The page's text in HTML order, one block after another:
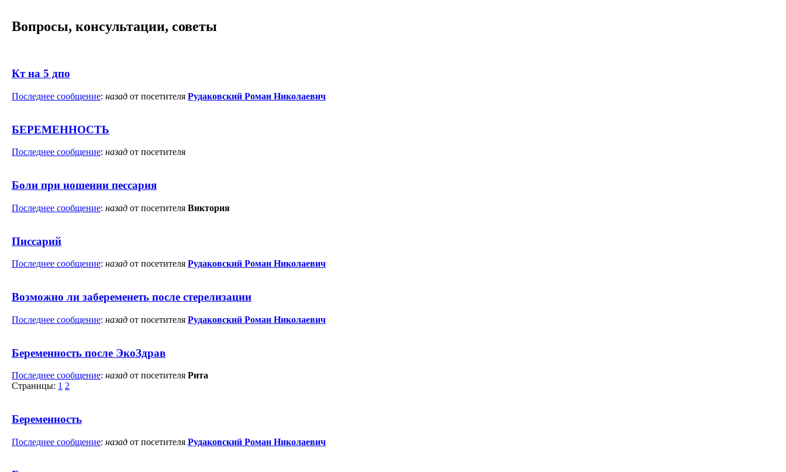
Вопросы, консультации, советы
Кт на 5 дпо
Последнее сообщение: назад от посетителя Рудаковский Роман Николаевич
БЕРЕМЕННОСТЬ
Последнее сообщение: назад от посетителя
Боли при ношении пессария
Последнее сообщение: назад от посетителя Виктория
Писсарий
Последнее сообщение: назад от посетителя Рудаковский Роман Николаевич
Возможно ли забеременеть после стерелизации
Последнее сообщение: назад от посетителя Рудаковский Роман Николаевич
Беременность после ЭкоЗдрав
Последнее сообщение: назад от посетителя Рита
Страницы: 1 2
Беременность
Последнее сообщение: назад от посетителя Рудаковский Роман Николаевич